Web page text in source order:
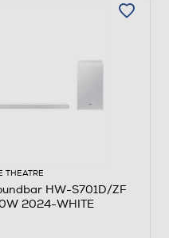
THEATRE
HW-S701D/ZF
2024-WHITE